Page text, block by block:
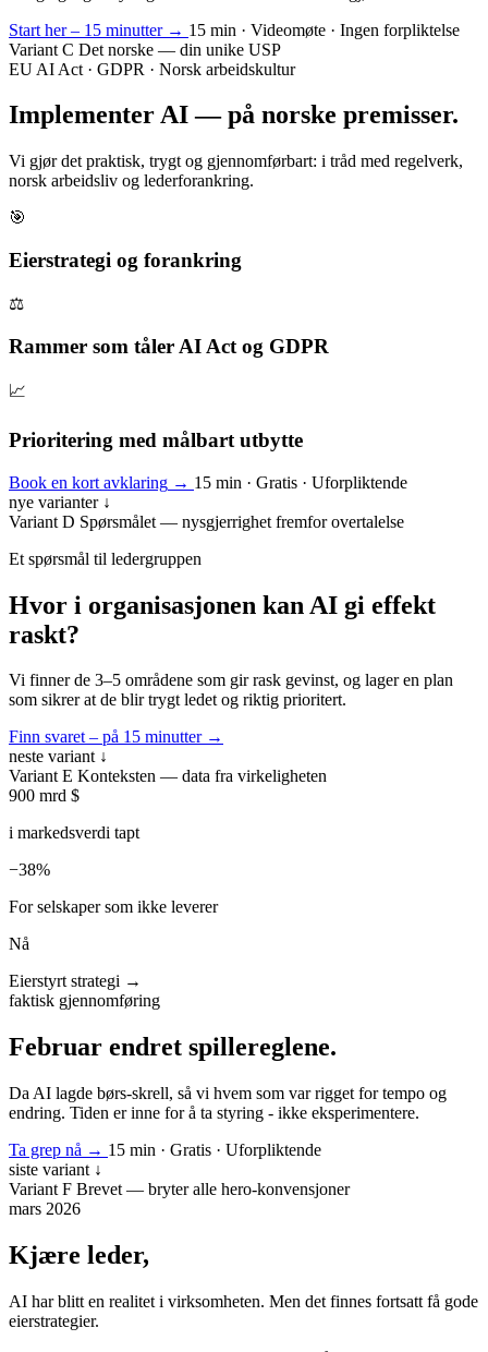
Start her – 15 minutter → 15 min · Videomøte · Ingen forpliktelse
Variant C Det norske — din unike USP
EU AI Act · GDPR · Norsk arbeidskultur
Implementer AI —på norske premisser.
Vi gjør det praktisk, trygt og gjennomførbart: i tråd med regelverk,
norsk arbeidsliv og lederforankring.
🎯
Eierstrategi og forankring
⚖️
Rammer som tåler AI Act og GDPR
📈
Prioritering med målbart utbytte
Book en kort avklaring → 15 min · Gratis · Uforpliktende
nye varianter ↓
Variant D Spørsmålet — nysgjerrighet fremfor overtalelse
Et spørsmål til ledergruppen
Hvor i organisasjonen kan AI gi effekt
raskt?
Vi finner de 3–5 områdene som gir rask gevinst, og lager en plan
som sikrer at de blir trygt ledet og riktig prioritert.
Finn svaret – på 15 minutter →
neste variant ↓
Variant E Konteksten — data fra virkeligheten
900 mrd $
i markedsverdi tapt
−38%
For selskaper som ikke leverer
Nå
Eierstyrt strategi →
faktisk gjennomføring
Februar endret spillereglene.
Da AI lagde børs-skrell, så vi hvem som var rigget for tempo og
endring. Tiden er inne for å ta styring - ikke eksperimentere.
Ta grep nå → 15 min · Gratis · Uforpliktende
siste variant ↓
Variant F Brevet — bryter alle hero-konvensjoner
mars 2026
Kjære leder,
AI har blitt en realitet i virksomheten. Men det finnes fortsatt få gode
eierstrategier.